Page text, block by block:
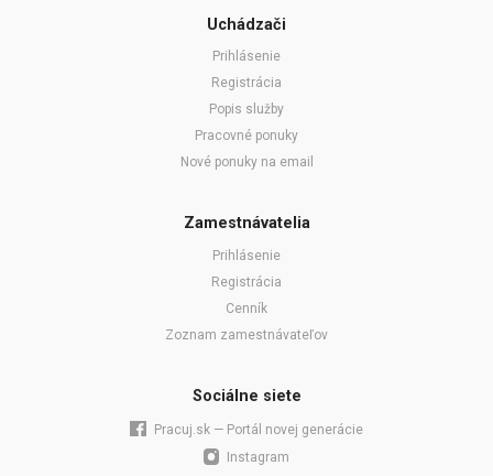
Uchádzači
Prihlásenie
Registrácia
Popis služby
Pracovné ponuky
Nové ponuky na email
Zamestnávatelia
Prihlásenie
Registrácia
Cenník
Zoznam zamestnávateľov
Sociálne siete
Pracuj.sk — Portál novej generácie
Instagram